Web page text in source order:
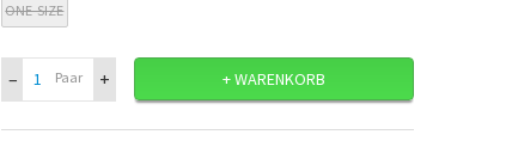
ONE-SIZE
– Paar + + WARENKORB